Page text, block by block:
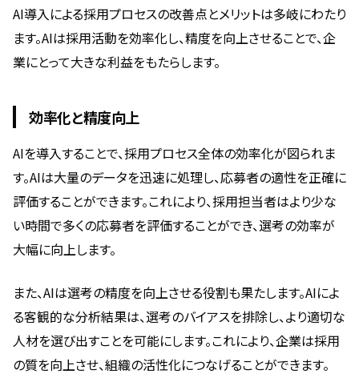
AI導入による採用プロセスの改善点とメリットは多岐にわたり
ます。AIは採用活動を効率化し、精度を向上させることで、企
業にとって大きな利益をもたらします。
効率化と精度向上
AIを導入することで、採用プロセス全体の効率化が図られま
す。AIは大量のデータを迅速に処理し、応募者の適性を正確に
評価することができます。これにより、採用担当者はより少な
い時間で多くの応募者を評価することができ、選考の効率が
大幅に向上します。
また、AIは選考の精度を向上させる役割も果たします。AIによ
る客観的な分析結果は、選考のバイアスを排除し、より適切な
人材を選び出すことを可能にします。これにより、企業は採用
の質を向上させ、組織の活性化につなげることができます。